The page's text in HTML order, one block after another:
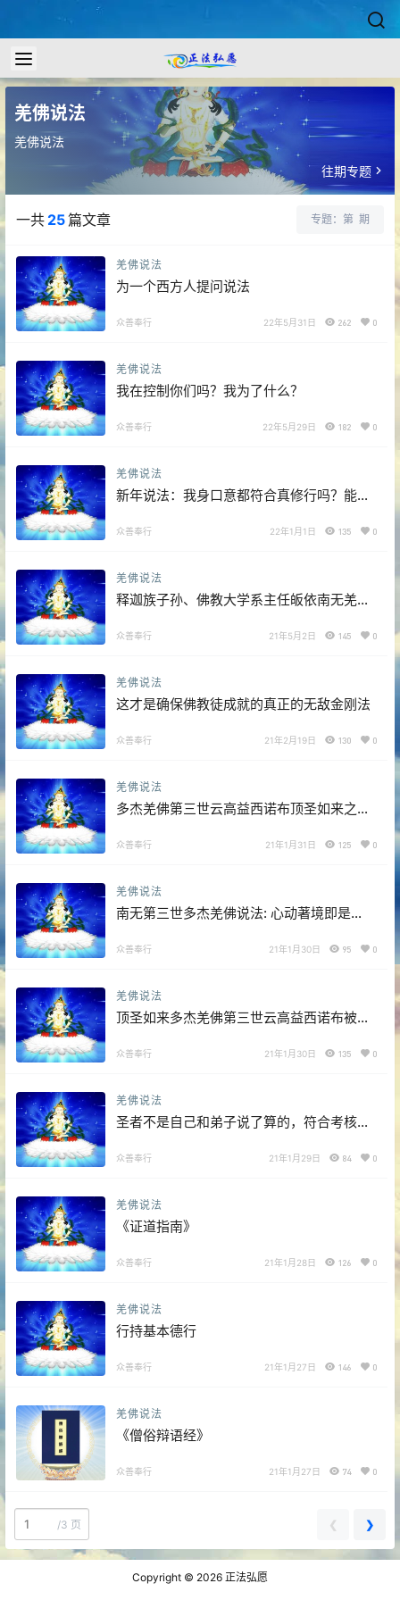
羌佛说法
羌佛说法
往期专题
一共 25篇文章 专题：第 期
羌佛说法
为一个西方人提问说法
众善奉行 22年5月31日 262 0
羌佛说法
我在控制你们吗？我为了什么？
众善奉行 22年5月29日 182 0
羌佛说法
新年说法：我身口意都符合真修行吗？能成
众善奉行 22年1月1日 135 0
羌佛说法
释迦族子孙、佛教大学系主任皈依南无羌
众善奉行 21年5月2日 145 0
羌佛说法
这才是确保佛教徒成就的真正的无敌金刚法
众善奉行 21年2月19日 130 0
羌佛说法
多杰羌佛第三世云高益西诺布顶圣如来之部
众善奉行 21年1月31日 125 0
羌佛说法
南无第三世多杰羌佛说法: 心动著境即是
众善奉行 21年1月30日 95 0
羌佛说法
顶圣如来多杰羌佛第三世云高益西诺布被认
众善奉行 21年1月30日 135 0
羌佛说法
圣者不是自己和弟子说了算的，符合考核印
正的佛法是不同的领域
众善奉行 21年1月29日 84 0
羌佛说法
《证道指南》
众善奉行 21年1月28日 126 0
羌佛说法
行持基本德行
众善奉行 21年1月27日 146 0
羌佛说法
《僧俗辩语经》
众善奉行 21年1月27日 74 0
/3 页 ❮ ❯
Copyright © 2026 正法弘愿